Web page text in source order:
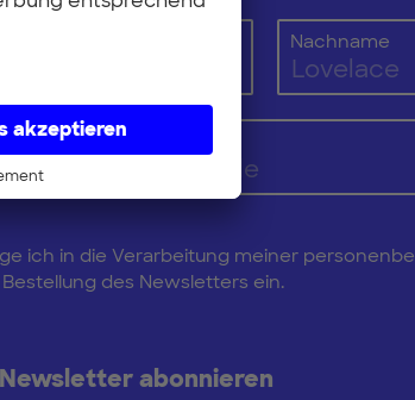
Nachname
ich in die Verarbeitung meiner
des Newsletters ein.
abonnieren